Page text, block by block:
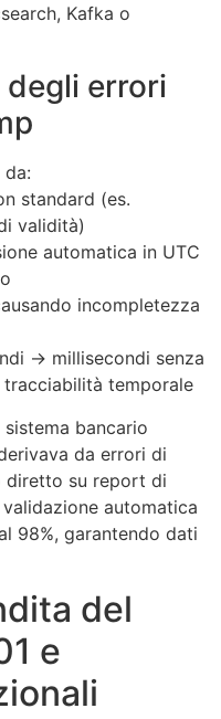
Kafka o
errori
standard (es.
validità)
automatica in UTC
incompletezza
→ millisecondi senza
temporale
sistema bancario
da errori di
diretto su report di
automatica
98%, garantendo dati
del
e